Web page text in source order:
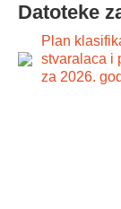
Datoteke
Plan
stvaralaca i
za 2026.